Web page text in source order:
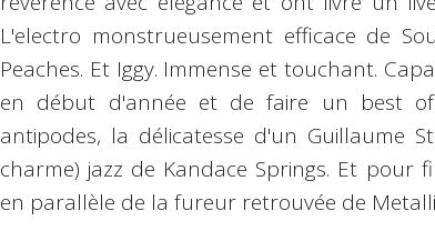
L'electro monstrueusement efficace de
Peaches. Et Iggy. Immense et touchant.
en début d'année et de faire un best of
antipodes, la délicatesse d'un Guillaume
charme) jazz de Kandace Springs. Et pour
en parallèle de la fureur retrouvée de